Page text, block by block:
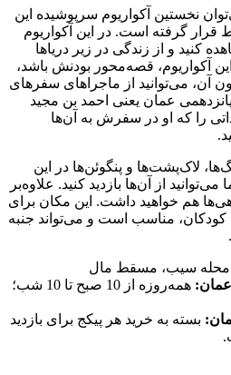
نخستین آکواریوم سرپوشیده این
گرفته است. در این آکواریوم
کنید و از زندگی در زیر دریاها
آکواریوم، قصه‌محور بودنش باشد،
آن، می‌توانید از ماجراهای سفرهای
عمان یعنی احمد بن مجید
را که او در سفرش به آن‌ها
لاک‌پشت‌ها و پنگوئن‌ها در این
از آن‌ها بازدید کنید. علاوه‌بر
هم خواهید داشت. این مکان برای
کودکان، مناسب است و می‌تواند جنبه
محله سیب، مسقط مال
همه‌روزه از 10 صبح تا 10 شب؛
بسته به خرید هر پیکج برای بازدید